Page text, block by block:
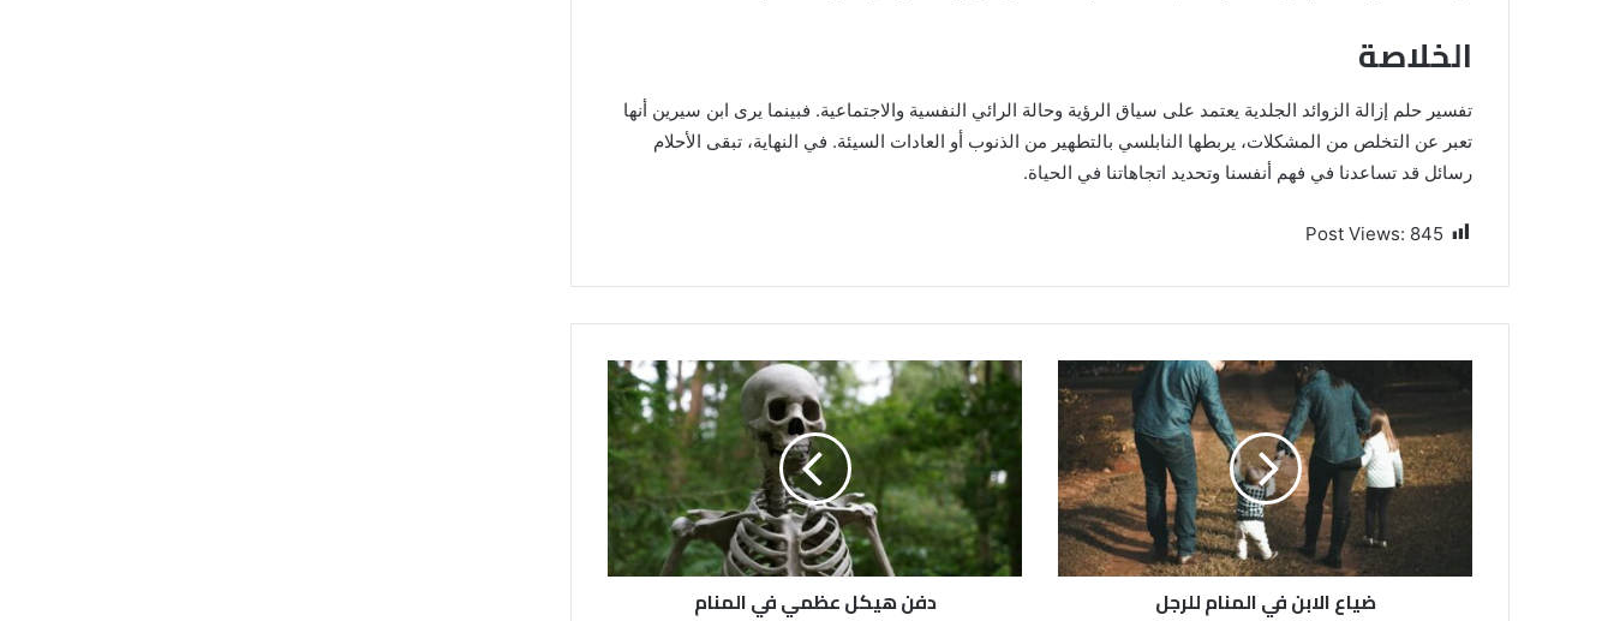
الخلاصة
تفسير حلم إزالة الزوائد الجلدية يعتمد على سياق الرؤية وحالة الرائي النفسية والاجتماعية. فبينما يرى ابن سيرين أنها
تعبر عن التخلص من المشكلات، يربطها النابلسي بالتطهير من الذنوب أو العادات السيئة. في النهاية، تبقى الأحلام
رسائل قد تساعدنا في فهم أنفسنا وتحديد اتجاهاتنا في الحياة.
Post Views: 845
ضياع الابن في المنام للرجل دفن هيكل عظمي في المنام